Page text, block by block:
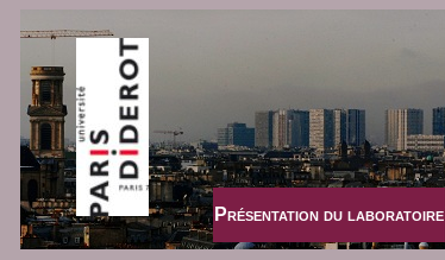
Présentation du laboratoire